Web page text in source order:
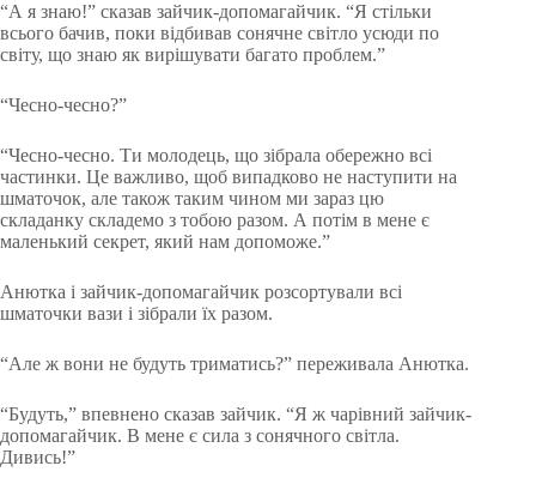
“А я знаю!” сказав зайчик-допомагайчик. “Я стільки
всього бачив, поки відбивав сонячне світло усюди по
світу, що знаю як вирішувати багато проблем.”
“Чесно-чесно?”
“Чесно-чесно. Ти молодець, що зібрала обережно всі
частинки. Це важливо, щоб випадково не наступити на
шматочок, але також таким чином ми зараз цю
складанку складемо з тобою разом. А потім в мене є
маленький секрет, який нам допоможе.”
Анютка і зайчик-допомагайчик розсортували всі
шматочки вази і зібрали їх разом.
“Але ж вони не будуть триматись?” переживала Анютка.
“Будуть,” впевнено сказав зайчик. “Я ж чарівний зайчик-
допомагайчик. В мене є сила з сонячного світла.
Дивись!”